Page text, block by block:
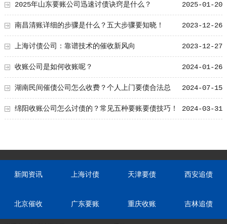
须知道！ 2025-01-20
2025年山东要账公司迅速讨债诀窍是什么？
2023-12-26
南昌清账详细的步骤是什么？五大步骤要知晓！
2023-12-27
上海讨债公司：靠谱技术的催收新风向
2024-01-26
收账公司是如何收账呢？
2024-07-15
湖南民间催债公司怎么收费？个人上门要债合法总
结！ 2024-03-31
绵阳收账公司怎么讨债的？常见五种要账要债技巧！
新闻资讯 上海讨债 天津要债 西安追债
北京催收 广东要账 重庆收账 吉林追债